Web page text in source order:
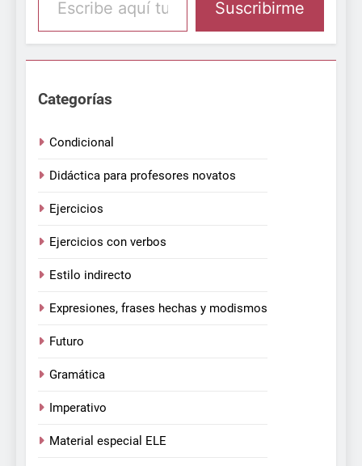
Suscribirme
Categorías
Condicional
Didáctica para profesores novatos
Ejercicios
Ejercicios con verbos
Estilo indirecto
Expresiones, frases hechas y modismos
Futuro
Gramática
Imperativo
Material especial ELE